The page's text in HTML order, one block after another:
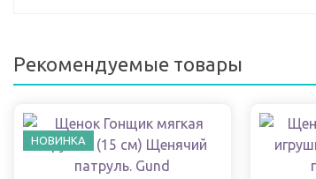
Рекомендуемые товары
НОВИНКА